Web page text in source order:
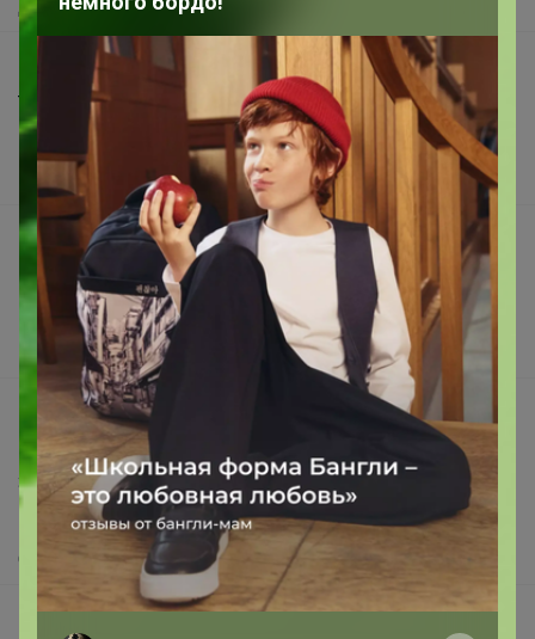
Доставка
Шоурумы
Торговые марки
Наша команда
В наличии
Подарочные сертификаты
Реклама на сайте
Поставщикам
Вакансии
support@24-ok.ru
Написать в поддержку
Защита покупателя
Помощь
О нас
Все предложения